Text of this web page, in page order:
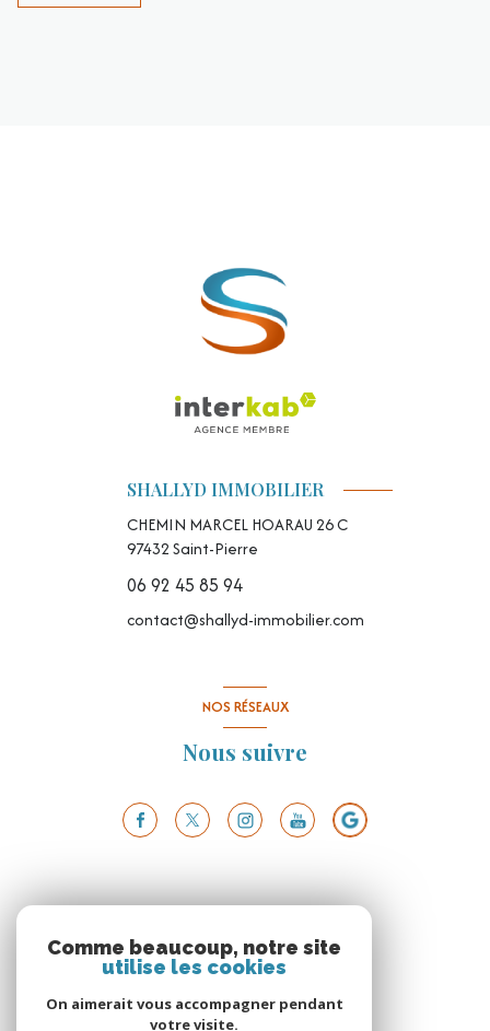
SHALLYD IMMOBILIER
CHEMIN MARCEL HOARAU 26 C
97432Saint-Pierre
06 92 45 85 94
contact@shallyd-immobilier.com
NOS RÉSEAUX
Nous suivre
Comme beaucoup, notre site
utilise les cookies
On aimerait vous accompagner pendant
votre visite.